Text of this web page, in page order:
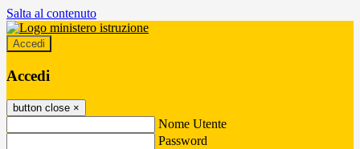
Salta al contenuto
Accedi
Accedi
button close ×
Nome Utente
Password